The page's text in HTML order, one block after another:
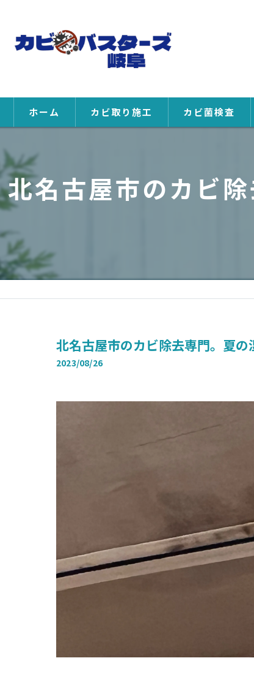
ホーム カビ取り施工 カビ菌検査
北名古屋市のカビ
北名古屋市のカビ除去専門。夏
2023/08/26